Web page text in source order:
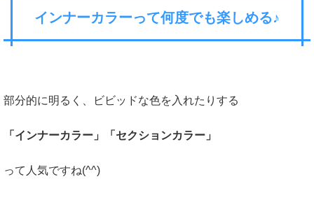
インナーカラーって何度でも楽しめる♪
部分的に明るく、ビビッドな色を入れたりする
「インナーカラー」「セクションカラー」
って人気ですね(^^)